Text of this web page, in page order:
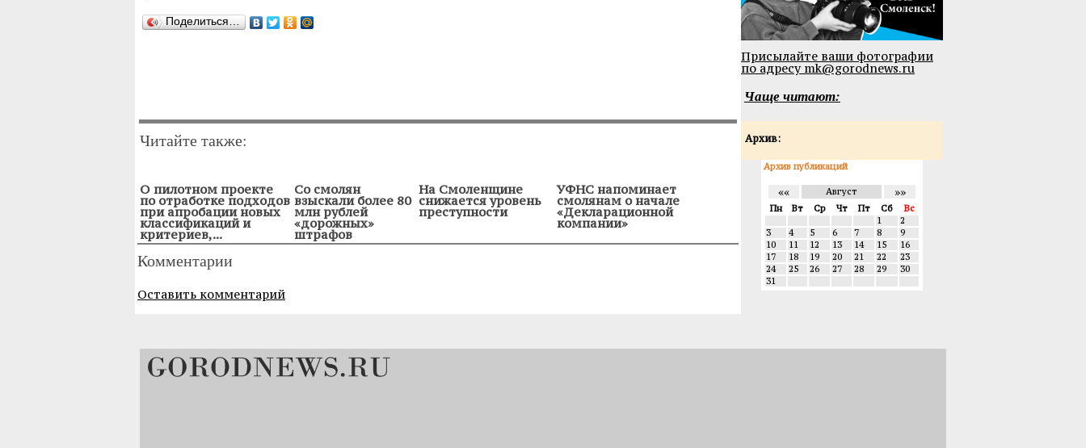
Поделиться…
Читайте также:
О пилотном проекте
по отработке подходов
при апробации новых
классификаций и
критериев,...
Со смолян
взыскали более 80
млн рублей
«дорожных»
штрафов
На Смоленщине
снижается уровень
преступности
УФНС напоминает
смолянам о начале
«Декларационной
компании»
Комментарии
Оставить комментарий
Присылайте ваши фотографии
по адресу mk@gorodnews.ru
Чаще читают:
Архив:
Архив публикаций
«« Август »»
Пн Вт Ср Чт Пт Сб
Вс
1
2
3
4 5 6 7 8
9
10
11 12 13 14 15
16
17
18 19 20 21 22
23
24
25 26 27 28 29
30
31